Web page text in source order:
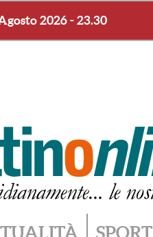
2026 - 23.30
SPORT